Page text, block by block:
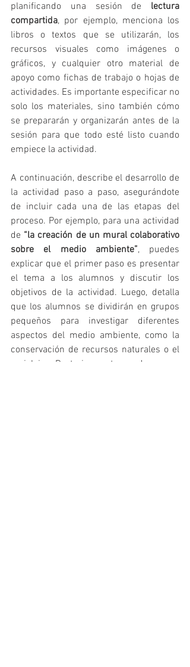
planificando una sesión de lectura
compartida, por ejemplo, menciona los
libros o textos que se utilizarán, los
recursos visuales como imágenes o
gráficos, y cualquier otro material de
apoyo como fichas de trabajo o hojas de
actividades. Es importante especificar no
solo los materiales, sino también cómo
se prepararán y organizarán antes de la
sesión para que todo esté listo cuando
empiece la actividad.
A continuación, describe el desarrollo de
la actividad paso a paso, asegurándote
de incluir cada una de las etapas del
proceso. Por ejemplo, para una actividad
de “la creación de un mural colaborativo
sobre el medio ambiente”, puedes
explicar que el primer paso es presentar
el tema a los alumnos y discutir los
objetivos de la actividad. Luego, detalla
que los alumnos se dividirán en grupos
pequeños para investigar diferentes
aspectos del medio ambiente, como la
conservación de recursos naturales o el
reciclaje. Posteriormente, cada grupo